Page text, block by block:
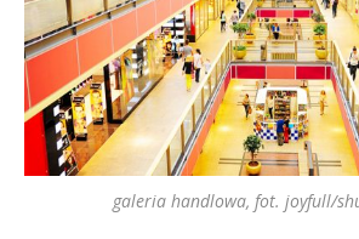
galeria handlowa, fot. joyfull/